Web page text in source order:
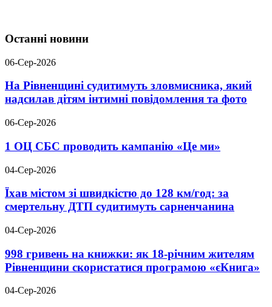
Останні новини
06-Сер-2026
На Рівненщині судитимуть зловмисника, який
надсилав дітям інтимні повідомлення та фото
06-Сер-2026
1 ОЦ СБС проводить кампанію «Це ми»
04-Сер-2026
Їхав містом зі швидкістю до 128 км/год: за
смертельну ДТП судитимуть сарненчанина
04-Сер-2026
998 гривень на книжки: як 18-річним жителям
Рівненщини скористатися програмою «єКнига»
04-Сер-2026